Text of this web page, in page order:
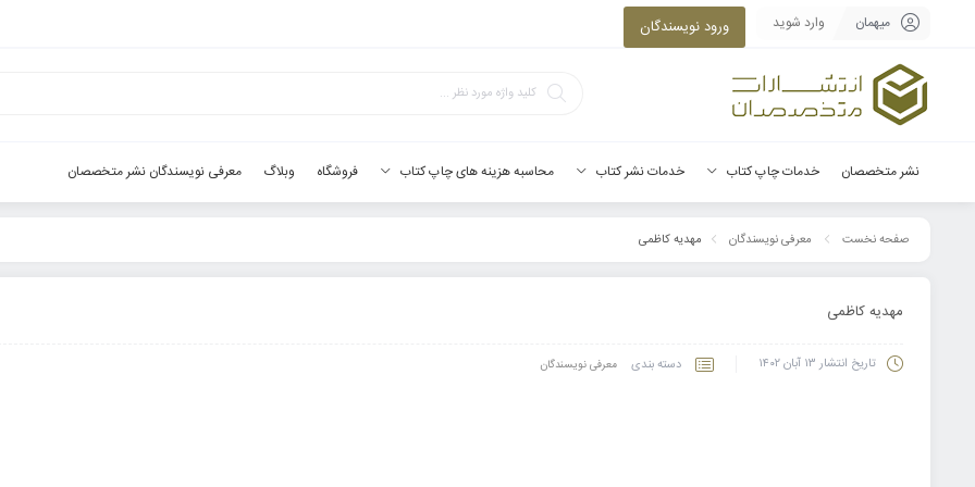
میهمان وارد شوید ورود نویسندگان
نشر متخصصان خدمات چاپ کتاب خدمات نشر کتاب محاسبه هزینه های چاپ کتاب فروشگاه وبلاگ معرفی نویسندگان نشر متخصصان
صفحه نخست معرفی نویسندگان مهدیه کاظمی
مهدیه کاظمی
تاریخ انتشار۱۳ آبان ۱۴۰۲ دسته بندی معرفی نویسندگان